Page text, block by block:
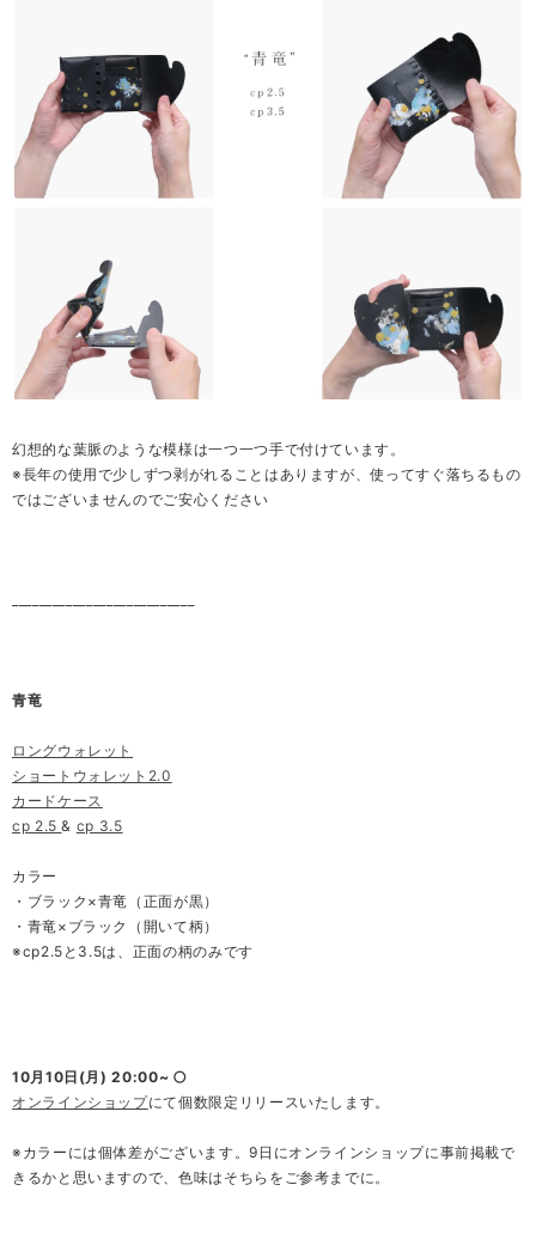
幻想的な葉脈のような模様は一つ一つ手で付けています。
※長年の使用で少しずつ剥がれることはありますが、使ってすぐ落ちるもの
ではございませんのでご安心ください
青竜
ロングウォレット
ショートウォレット2.0
カードケース
cp 2.5& cp 3.5
カラー
・ブラック×青竜（正面が黒）
・青竜×ブラック（開いて柄）
※cp2.5と3.5は、正面の柄のみです
10月10日(月) 20:00~ 🌕
オンラインショップにて個数限定リリースいたします。
※カラーには個体差がございます。9日にオンラインショップに事前掲載で
きるかと思いますので、色味はそちらをご参考までに。